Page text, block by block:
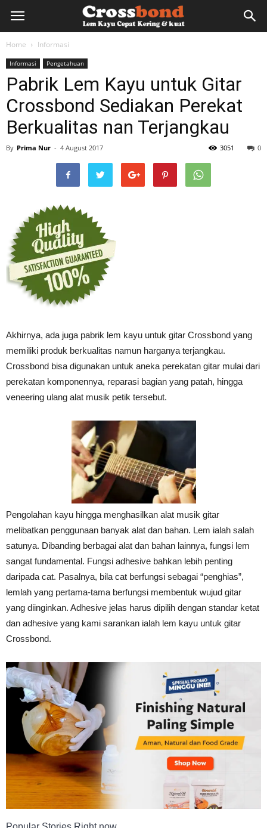
lemkayu.net
Lem
Kertas,
Cepat
Tahan
Lama
Home Informasi
Informasi Pengetahuan
Pabrik Lem Kayu untuk Gitar
Crossbond Sediakan Perekat
Berkualitas nan Terjangkau
By Prima Nur - 4 August 2017 0
3051
Akhirnya, ada juga pabrik lem kayu untuk gitar Crossbond yang
memiliki produk berkualitas namun harganya terjangkau.
Crossbond bisa digunakan untuk aneka perekatan gitar mulai dari
perekatan komponennya, reparasi bagian yang patah, hingga
veneering ulang alat musik petik tersebut.
Pengolahan kayu hingga menghasilkan alat musik gitar
melibatkan penggunaan banyak alat dan bahan. Lem ialah salah
satunya. Dibanding berbagai alat dan bahan lainnya, fungsi lem
sangat fundamental. Fungsi adhesive bahkan lebih penting
daripada cat. Pasalnya, bila cat berfungsi sebagai “penghias”,
lemlah yang pertama-tama berfungsi membentuk wujud gitar
yang diinginkan. Adhesive jelas harus dipilih dengan standar ketat
dan adhesive yang kami sarankan ialah lem kayu untuk gitar
Crossbond.